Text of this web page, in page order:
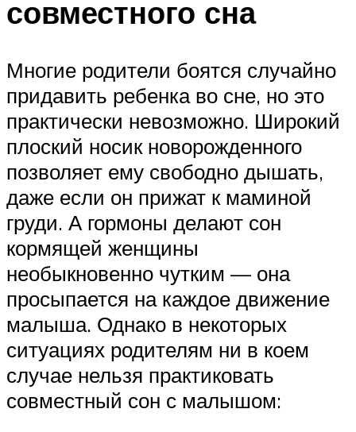
совместного сна
Многие родители боятся случайно
придавить ребенка во сне, но это
практически невозможно. Широкий
плоский носик новорожденного
позволяет ему свободно дышать,
даже если он прижат к маминой
груди. А гормоны делают сон
кормящей женщины
необыкновенно чутким — она
просыпается на каждое движение
малыша. Однако в некоторых
ситуациях родителям ни в коем
случае нельзя практиковать
совместный сон с малышом: